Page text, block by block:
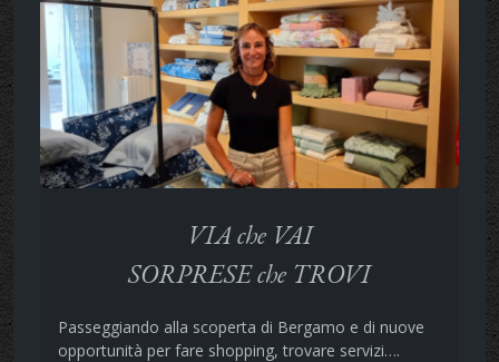
VIA che VAI
SORPRESE che TROVI
Passeggiando alla scoperta di Bergamo e di nuove
opportunità per fare shopping, trovare servizi….